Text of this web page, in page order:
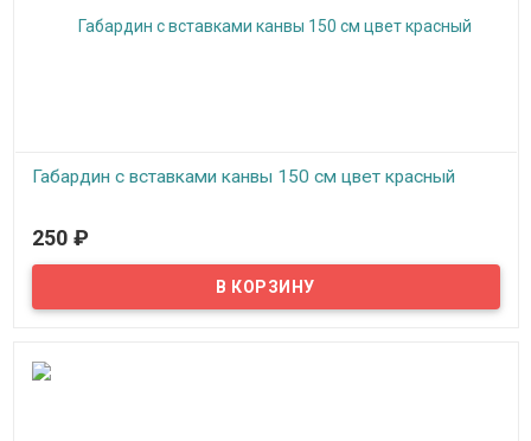
Габардин с вставками канвы 150 см цвет красный
250 ₽